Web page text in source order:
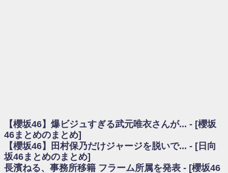
日向坂46まとめのまとめ / 【日向坂46】富田鈴花1st写真集、発売記念記者
会見の模様がこちら！
乃木坂欅坂まとめのまとめ / 【日向坂46】河田陽菜卒業の影響、ガチでデ
カそう...
欅坂あんてな ～欅坂46のニュース・情報・話題をピックアップ / れなッ
ピーズ集結！櫻坂46守屋麗奈×遠藤理子、8/6「ラヴィット！」水曜スタジオ出
【櫻坂46】爆ビジュすぎる武元唯衣さんが... - [櫻坂
46まとめのまとめ]
【櫻坂46】田村保乃だけジャージを脱いで... - [日向
坂46まとめのまとめ]
長濱ねる、事務所移籍 フラーム所属を発表 - [櫻坂46